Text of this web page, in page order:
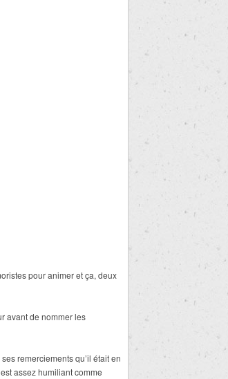
pour animer et ça, deux
avant de nommer les
remerciements qu’il était en
assez humiliant comme